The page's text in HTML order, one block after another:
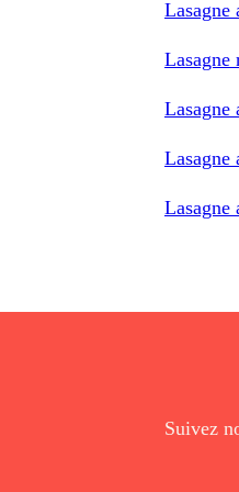
Lasagne
Lasagne
Lasagne
Lasagne
Lasagne
Suivez